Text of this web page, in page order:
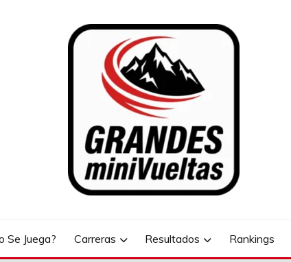
Se Juega? Carreras Resultados Rankings